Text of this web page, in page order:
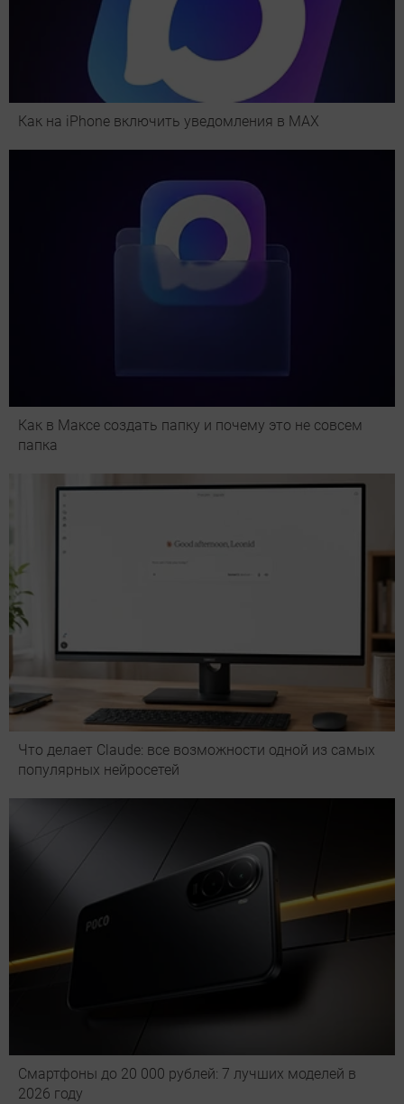
Как на iPhone включить уведомления в MAX
Как в Максе создать папку и почему это не совсем
папка
Что делает Сlaude: все возможности одной из самых
популярных нейросетей
Смартфоны до 20 000 рублей: 7 лучших моделей в
2026 году